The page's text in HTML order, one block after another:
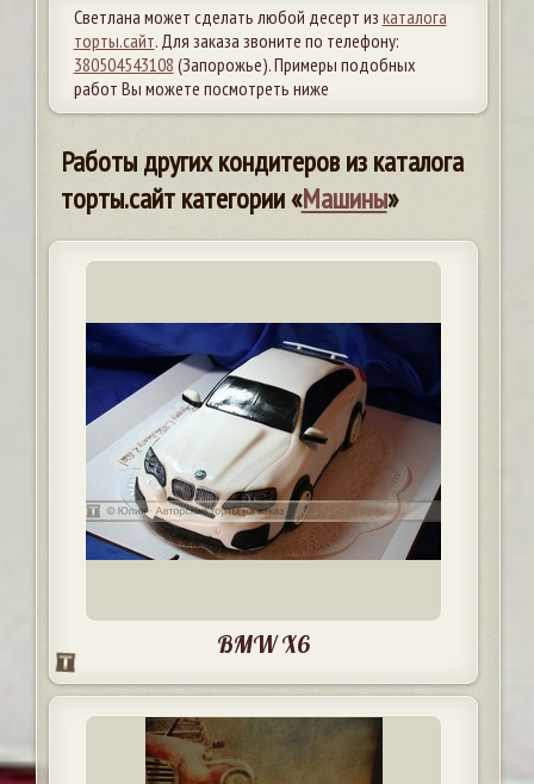
Светлана может сделать любой десерт из каталога
торты.сайт. Для заказа звоните по телефону:
380504543108 (Запорожье). Примеры подобных
работ Вы можете посмотреть ниже
Работы других кондитеров из каталога
торты.сайт категории «Машины»
BMW X6